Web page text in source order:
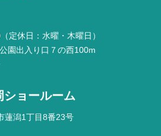
定休日：水曜・木曜日）
園出入り口７の西100m
ショールーム
蓮潟1丁目8番23号